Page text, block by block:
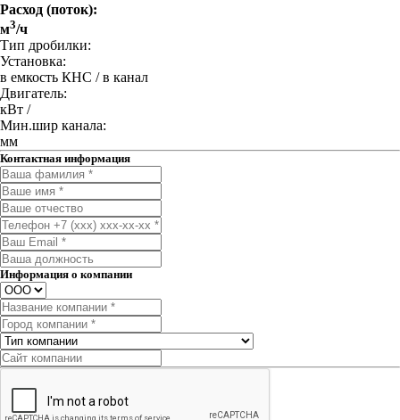
Расход (поток):
м3/ч
Тип дробилки:
Установка:
в емкость КНС / в канал
Двигатель:
кВт /
Мин.шир канала:
мм
Контактная информация
Информация о компании